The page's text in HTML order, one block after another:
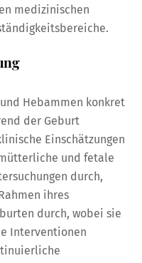
medizinischen
Hebammen konkret
der Geburt
Einschätzungen
und fetale
durch,
ihres
durch, wobei sie
Interventionen